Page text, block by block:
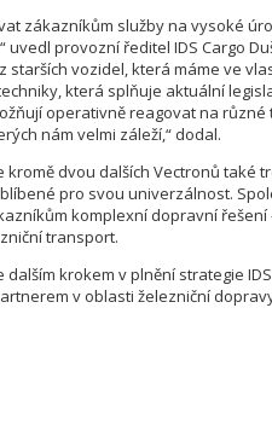
zákazníkům služby na vysoké
provozní ředitel IDS Cargo
starších vozidel, která máme ve
která splňuje aktuální
operativně reagovat na
nám velmi záleží,“ dodal.
kromě dvou dalších Vectronů také
pro svou univerzálnost.
komplexní dopravní
transport.
krokem v plnění strategie
v oblasti železniční